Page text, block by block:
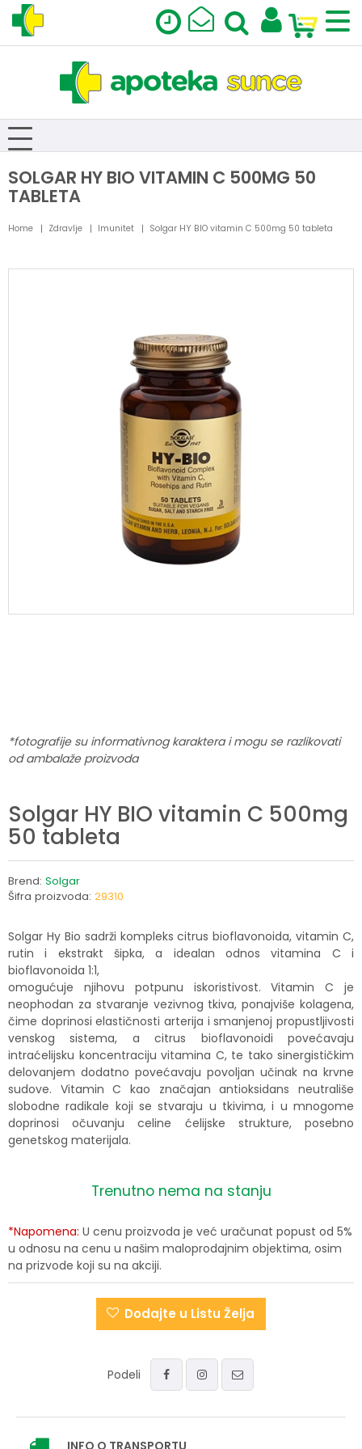
SOLGAR HY BIO VITAMIN C 500MG 50
TABLETA
Home Zdravlje Imunitet Solgar HY BIO vitamin C 500mg 50 tableta
*fotografije su informativnog karaktera i mogu se razlikovati
od ambalaže proizvoda
Solgar HY BIO vitamin C 500mg
50 tableta
Brend: Solgar
Šifra proizvoda: 29310
Solgar Hy Bio sadrži kompleks citrus bioflavonoida, vitamin C,
rutin i ekstrakt šipka, a idealan odnos vitamina C i
bioflavonoida 1:1,
omogućuje njihovu potpunu iskoristivost. Vitamin C je
neophodan za stvaranje vezivnog tkiva, ponajviše kolagena,
čime doprinosi elastičnosti arterija i smanjenoj propustljivosti
venskog sistema, a citrus bioflavonoidi povećavaju
intraćelijsku koncentraciju vitamina C, te tako sinergističkim
delovanjem dodatno povećavaju povoljan učinak na krvne
sudove. Vitamin C kao značajan antioksidans neutrališe
slobodne radikale koji se stvaraju u tkivima, i u mnogome
doprinosi očuvanju celine ćelijske strukture, posebno
genetskog materijala.
Trenutno nema na stanju
*Napomena: U cenu proizvoda je već uračunat popust od 5%
u odnosu na cenu u našim maloprodajnim objektima, osim
na prizvode koji su na akciji.
Dodajte u Listu Želja
Podeli
INFO O TRANSPORTU